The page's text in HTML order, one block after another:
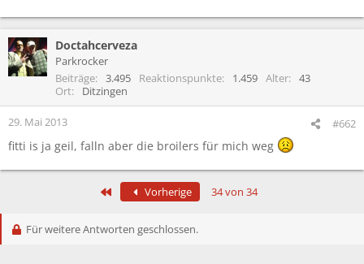
Doctahcerveza
Parkrocker
Beiträge
3.495 Reaktionspunkte 1.459 Alter
43
Ort
Ditzingen
29. Mai 2013 #662
fitti is ja geil, falln aber die broilers für mich weg
Erste Vorherige 34 von 34
Für weitere Antworten geschlossen.